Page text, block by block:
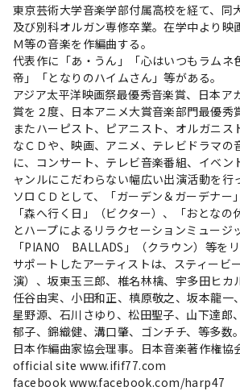
東京芸術大学音楽学部付属高校を経て、同
及び別科オルガン専修卒業。在学中より映
Ｍ等の音楽を作編曲する。
代表作に「あ・うん」「心はいつもラムネ
帝」「となりのハイムさん」等がある。
アジア太平洋映画祭最優秀音楽賞、日本ア
賞を２度、日本アニメ大賞音楽部門最優秀
またハーピスト、ピアニスト、オルガニス
なＣＤや、映画、アニメ、テレビドラマの
に、コンサート、テレビ音楽番組、イベン
ャンルにこだわらない幅広い出演活動を行
ソロＣＤとして、「ガーデン＆ガーデナー
「森へ行く日」（ビクター）、「おとな
とハープによるリラクセーションミュージ
「PIANO BALLADS」（クラウン）等をリ
サポートしたアーティストは、スティービ
演）、坂東玉三郎、椎名林檎、宇多田ヒカ
任谷由実、小田和正、槙原敬之、坂本龍一
星野源、石川さゆり、松田聖子、山下達郎
郁子、錦織健、溝口肇、ゴンチチ、等多数。
日本作編曲家協会理事。日本音楽著作権協
official site www.ifif77.com
facebook www.facebook.com/harp47